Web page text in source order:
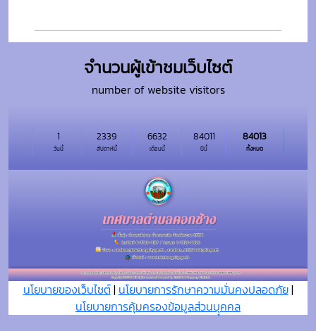
จำนวนผู้เข้าชมเว็บไซต์
number of website visitors
วันนี้
1
สัปดาห์นี้
2339
เดือนนี้
6632
ปีนี้
84011
ทั้งหมด
84013
นโยบายของเว็บไซต์| นโยบายการรักษาความมั่นคงปลอดภัย|
นโยบายการคุ้มครองข้อมูลส่วนบุุคคล